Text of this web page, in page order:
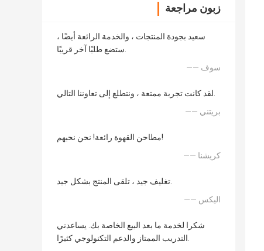
زبون مراجعة
سعيد بجودة المنتجات ، والخدمة الرائعة أيضًا ،
ستضع طلبًا آخر قريبًا.
—— سوف
لقد كانت تجربة ممتعة ، ونتطلع إلى تعاوننا التالي.
—— بريتني
مطاحن القهوة رائعة! نحن نحبهم!
—— كريشنا
تغليف جيد ، تلقى المنتج بشكل جيد.
—— اليكس
شكرا لخدمة ما بعد البيع الخاصة بك. يساعدني
التدريب الممتاز والدعم التكنولوجي كثيرًا.